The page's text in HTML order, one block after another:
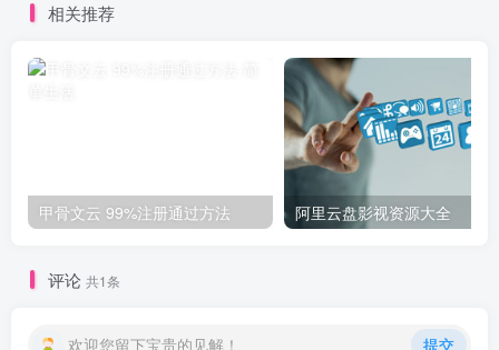
相关推荐
甲骨文云 99%注册通过方法 阿里云盘影视资源大全
评论 共1条
欢迎您留下宝贵的见解！ 提交